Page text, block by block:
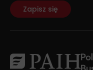
Zapisz się